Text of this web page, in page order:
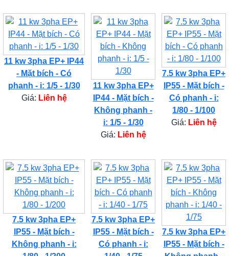
11 kw 3pha EP+ IP44
- Mặt bích - Có
phanh - i: 1/5 - 1/30
Giá: Liên hệ
11 kw 3pha EP+
IP44 - Mặt bích -
Không phanh -
i: 1/5 - 1/30
Giá: Liên hệ
7.5 kw 3pha EP+
IP55 - Mặt bích -
Có phanh - i:
1/80 - 1/100
Giá: Liên hệ
7.5 kw 3pha EP+
IP55 - Mặt bích -
Không phanh - i:
7.5 kw 3pha EP+
IP55 - Mặt bích -
Có phanh - i:
7.5 kw 3pha EP+
IP55 - Mặt bích -